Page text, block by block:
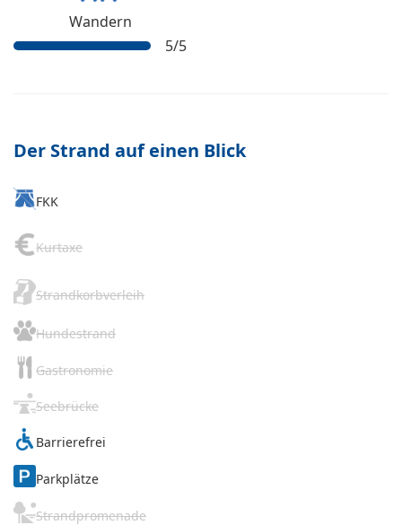
Wandern
5/5
Der Strand auf einen Blick
FKK
Kurtaxe
Strandkorbverleih
Hundestrand
Gastronomie
Seebrücke
Barrierefrei
Parkplätze
Strandpromenade